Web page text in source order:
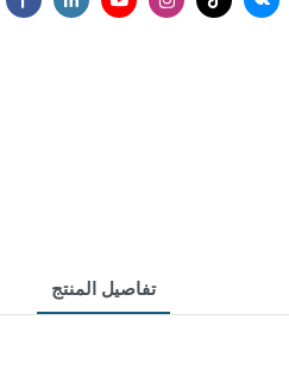
تفاصيل المنتج